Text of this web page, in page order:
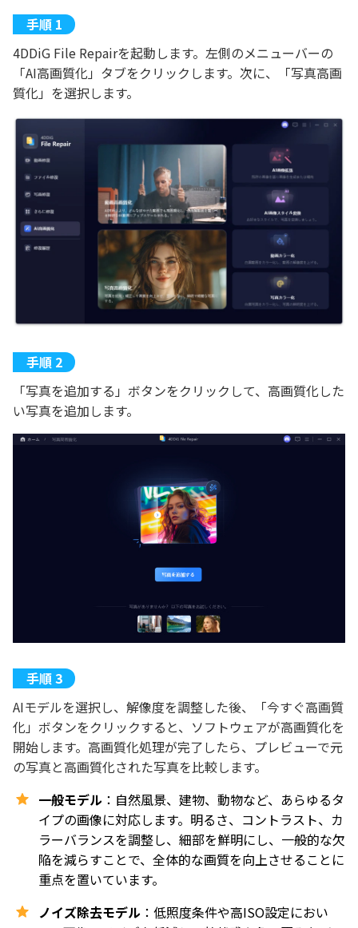
4DDiG File Repairを起動します。左側のメニューバーの
「AI高画質化」タブをクリックします。次に、「写真高画
質化」を選択します。
「写真を追加する」ボタンをクリックして、高画質化した
い写真を追加します。
AIモデルを選択し、解像度を調整した後、「今すぐ高画質
化」ボタンをクリックすると、ソフトウェアが高画質化を
開始します。高画質化処理が完了したら、プレビューで元
の写真と高画質化された写真を比較します。
一般モデル ：自然風景、建物、動物など、あらゆるタ
イプの画像に対応します。明るさ、コントラスト、カ
ラーバランスを調整し、細部を鮮明にし、一般的な欠
陥を減らすことで、全体的な画質を向上させることに
重点を置いています。
ノイズ除去モデル ：低照度条件や高ISO設定におい